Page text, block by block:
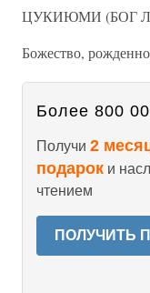
ЦУКИЮМИ (БОГ
Божество,
Более 800
Получи 2
подарок и
чтением
ПОЛУЧИТЬ